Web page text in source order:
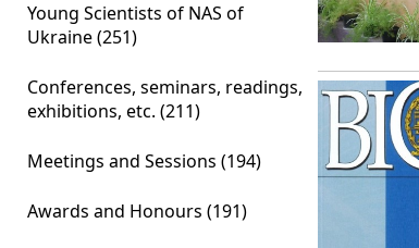
Young Scientists of NAS of
Ukraine (251)
Conferences, seminars, readings,
exhibitions, etc. (211)
Meetings and Sessions (194)
Awards and Honours (191)